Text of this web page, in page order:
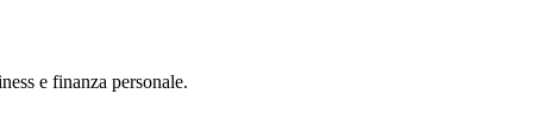
e finanza personale.